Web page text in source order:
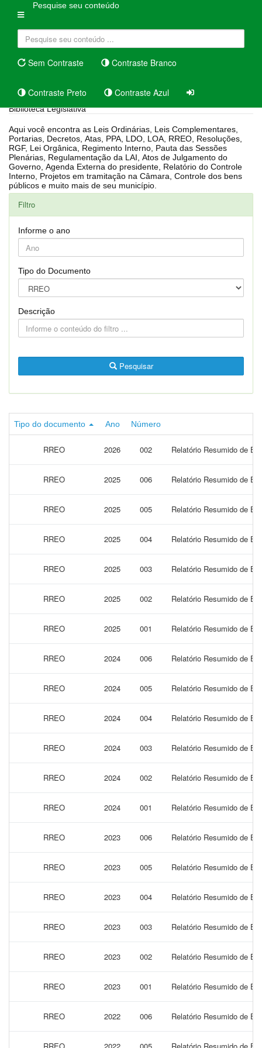
Pesquise seu conteúdo
Sem Contraste Contraste Branco
Contraste Preto Contraste Azul
Biblioteca Legislativa
Aqui você encontra as Leis Ordinárias, Leis Complementares,
Portarias, Decretos, Atas, PPA, LDO, LOA, RREO, Resoluções,
RGF, Lei Orgânica, Regimento Interno, Pauta das Sessões
Plenárias, Regulamentação da LAI, Atos de Julgamento do
Governo, Agenda Externa do presidente, Relatório do Controle
Interno, Projetos em tramitação na Câmara, Controle dos bens
públicos e muito mais de seu município.
Filtro
Informe o ano
Tipo do Documento
Descrição
Pesquisar
Tipo do documento Ano Número
RREO 2026 002 Relatório Resumido de
RREO 2025 006 Relatório Resumido de
RREO 2025 005 Relatório Resumido de
RREO 2025 004 Relatório Resumido de
RREO 2025 003 Relatório Resumido de
RREO 2025 002 Relatório Resumido de
RREO 2025 001 Relatório Resumido de
RREO 2024 006 Relatório Resumido de
RREO 2024 005 Relatório Resumido de
RREO 2024 004 Relatório Resumido de
RREO 2024 003 Relatório Resumido de
RREO 2024 002 Relatório Resumido de
RREO 2024 001 Relatório Resumido de
RREO 2023 006 Relatório Resumido de
RREO 2023 005 Relatório Resumido de
RREO 2023 004 Relatório Resumido de
RREO 2023 003 Relatório Resumido de
RREO 2023 002 Relatório Resumido de
RREO 2023 001 Relatório Resumido de
RREO 2022 006 Relatório Resumido de